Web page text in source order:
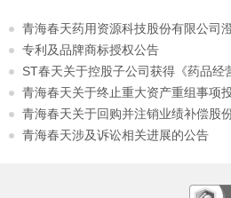
青海春天药用资源科技股份有限公司
专利及品牌商标授权公告
ST春天关于控股子公司获得《药品经
青海春天关于终止重大资产重组事项
青海春天关于回购并注销业绩补偿股
青海春天涉及诉讼相关进展的公告